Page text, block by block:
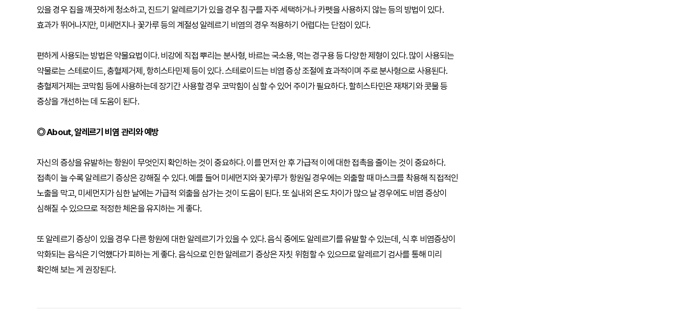
있을 경우 집을 깨끗하게 청소하고, 진드기 알레르기가 있을 경우 침구를 자주 세택하거나 카펫을 사용하지 않는 등의 방법이 있다.
효과가 뛰어나지만, 미세먼지나 꽃가루 등의 계절성 알레르기 비염의 경우 적용하기 어렵다는 단점이 있다.
편하게 사용되는 방법은 약물요법이다. 비강에 직접 뿌리는 분사형, 바르는 국소용, 먹는 경구용 등 다양한 제형이 있다. 많이 사용되는
약물로는 스테로이드, 충혈제거제, 항히스타민제 등이 있다. 스테로이드는 비염 증상 조절에 효과적이며 주로 분사형으로 사용된다.
충혈제거제는 코막힘 등에 사용하는데 장기간 사용할 경우 코막힘이 심할 수 있어 주이가 필요하다. 할히스타민은 재채기와 콧물 등
증상을 개선하는 데 도움이 된다.
◎ About, 알레르기 비염 관리와 예방
자신의 증상을 유발하는 항원이 무엇인지 확인하는 것이 중요하다. 이를 먼저 안 후 가급적 이에 대한 접촉을 줄이는 것이 중요하다.
접촉이 늘 수록 알레르기 증상은 강해질 수 있다. 예를 들어 미세먼지와 꽃가루가 항원일 경우에는 외출할 때 마스크를 착용해 직접적인
노출을 막고, 미세먼지가 심한 날에는 가급적 외출을 삼가는 것이 도움이 된다. 또 실내외 온도 차이가 많으 날 경우에도 비염 증상이
심해질 수 있으므로 적정한 체온을 유지하는 게 좋다.
또 알레르기 증상이 있을 경우 다른 항원에 대한 알레르기가 있을 수 있다. 음식 중에도 알레르기를 유발할 수 있는데, 식 후 비염증상이
악화되는 음식은 기억했다가 피하는 게 좋다. 음식으로 인한 알레르기 증상은 자칫 위험할 수 있으므로 알레르기 검사를 통해 미리
확인해 보는 게 권장된다.